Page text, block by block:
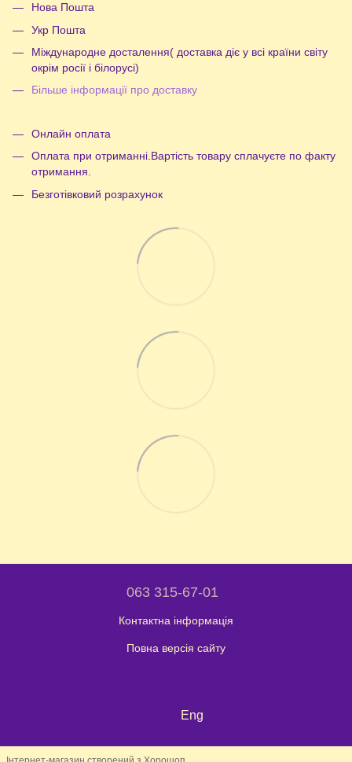
Нова Пошта
Укр Пошта
Міждународне досталення( доставка діє у всі країни світу
окрім росії і білорусі)
Більше інформації про доставку
Онлайн оплата
Оплата при отриманні.Вартість товару сплачуєте по факту
отримання.
Безготівковий розрахунок
063 315-67-01
Контактна інформація
Повна версія сайту
Eng